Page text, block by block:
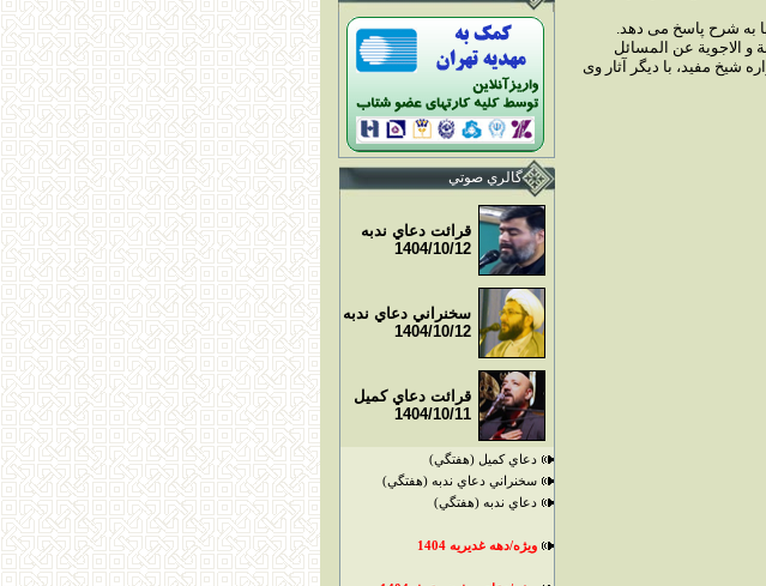
به شرح پاسخ مى دهد.
و الاجوية عن المسائل
شيخ مفيد، با ديگر آثار وى
گالري صوتي
قرائت دعاي ندبه
1404/10/12
سخنراني دعاي ندبه
1404/10/12
قرائت دعاي کميل
1404/10/11
دعاي کميل (هفتگي)
سخنراني دعاي ندبه (هفتگي)
دعاي ندبه (هفتگي)
ويژه/دهه غديريه 1404